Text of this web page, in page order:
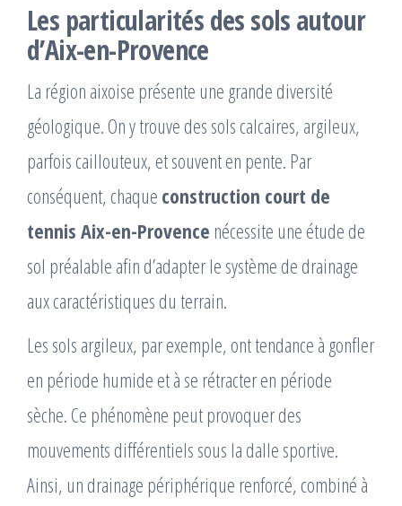
Les particularités des sols autour
d’Aix-en-Provence
La région aixoise présente une grande diversité
géologique. On y trouve des sols calcaires, argileux,
parfois caillouteux, et souvent en pente. Par
conséquent, chaque construction court de
tennis Aix-en-Provence nécessite une étude de
sol préalable afin d’adapter le système de drainage
aux caractéristiques du terrain.
Les sols argileux, par exemple, ont tendance à gonfler
en période humide et à se rétracter en période
sèche. Ce phénomène peut provoquer des
mouvements différentiels sous la dalle sportive.
Ainsi, un drainage périphérique renforcé, combiné à